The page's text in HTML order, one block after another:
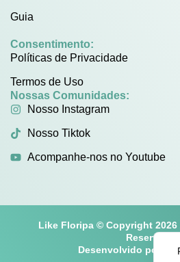
Guia
Consentimento:
Políticas de Privacidade
Termos de Uso
Nossas Comunidades:
Nosso Instagram
Nosso Tiktok
Acompanhe-nos no Youtube
Like Floripa © Copyright 2026
Reservados
Desenvolvido por